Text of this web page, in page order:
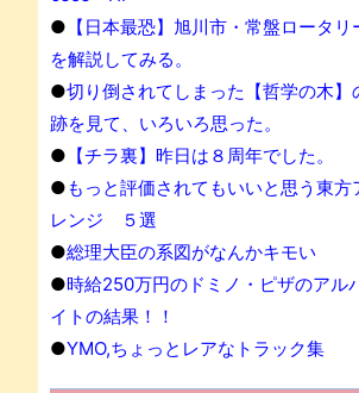
● 【日本最恐】旭川市・常盤ロータリ
を解説してみる。
●切り倒されてしまった【哲学の木】
跡を見て、いろいろ思った。
● 【チラ裏】昨日は８周年でした。
●もっと評価されてもいいと思う東方
レンジ ５選
●総理大臣の系図がなんかキモい
●時給250万円のドミノ・ピザのアル
イトの結果！！
●YMO,ちょっとレアなトラック集